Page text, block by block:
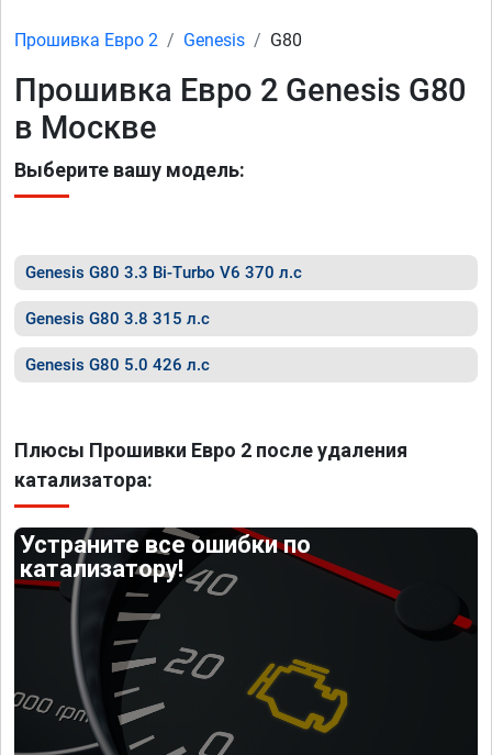
Прошивка Евро 2 Genesis G80
Прошивка Евро 2 Genesis G80
в Москве
Выберите вашу модель:
Genesis G80 3.3 Bi-Turbo V6 370 л.с
Genesis G80 3.8 315 л.с
Genesis G80 5.0 426 л.с
Плюсы Прошивки Евро 2 после удаления
катализатора:
Устраните все ошибки по
катализатору!